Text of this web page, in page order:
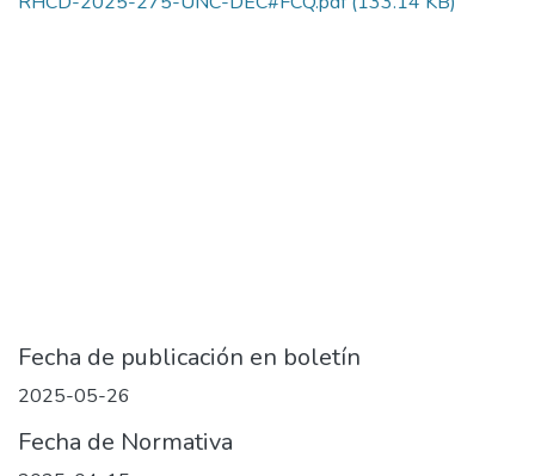
Fecha de publicación en boletín
2025-05-26
Fecha de Normativa